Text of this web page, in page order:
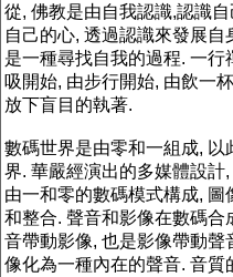
從, 佛教是由自我認識,認識
自己的心, 透過認識來發展
是一種尋找自我的過程. 一
吸開始, 由步行開始, 由飲一
放下盲目的執著.
數碼世界是由零和一組成,
界. 華嚴經演出的多媒體設計
由一和零的數碼模式構成,
和整合. 聲音和影像在數碼
音帶動影像, 也是影像帶動
像化為一種內在的聲音. 音質